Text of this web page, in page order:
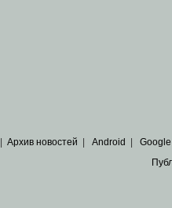
Архив новостей Android Google